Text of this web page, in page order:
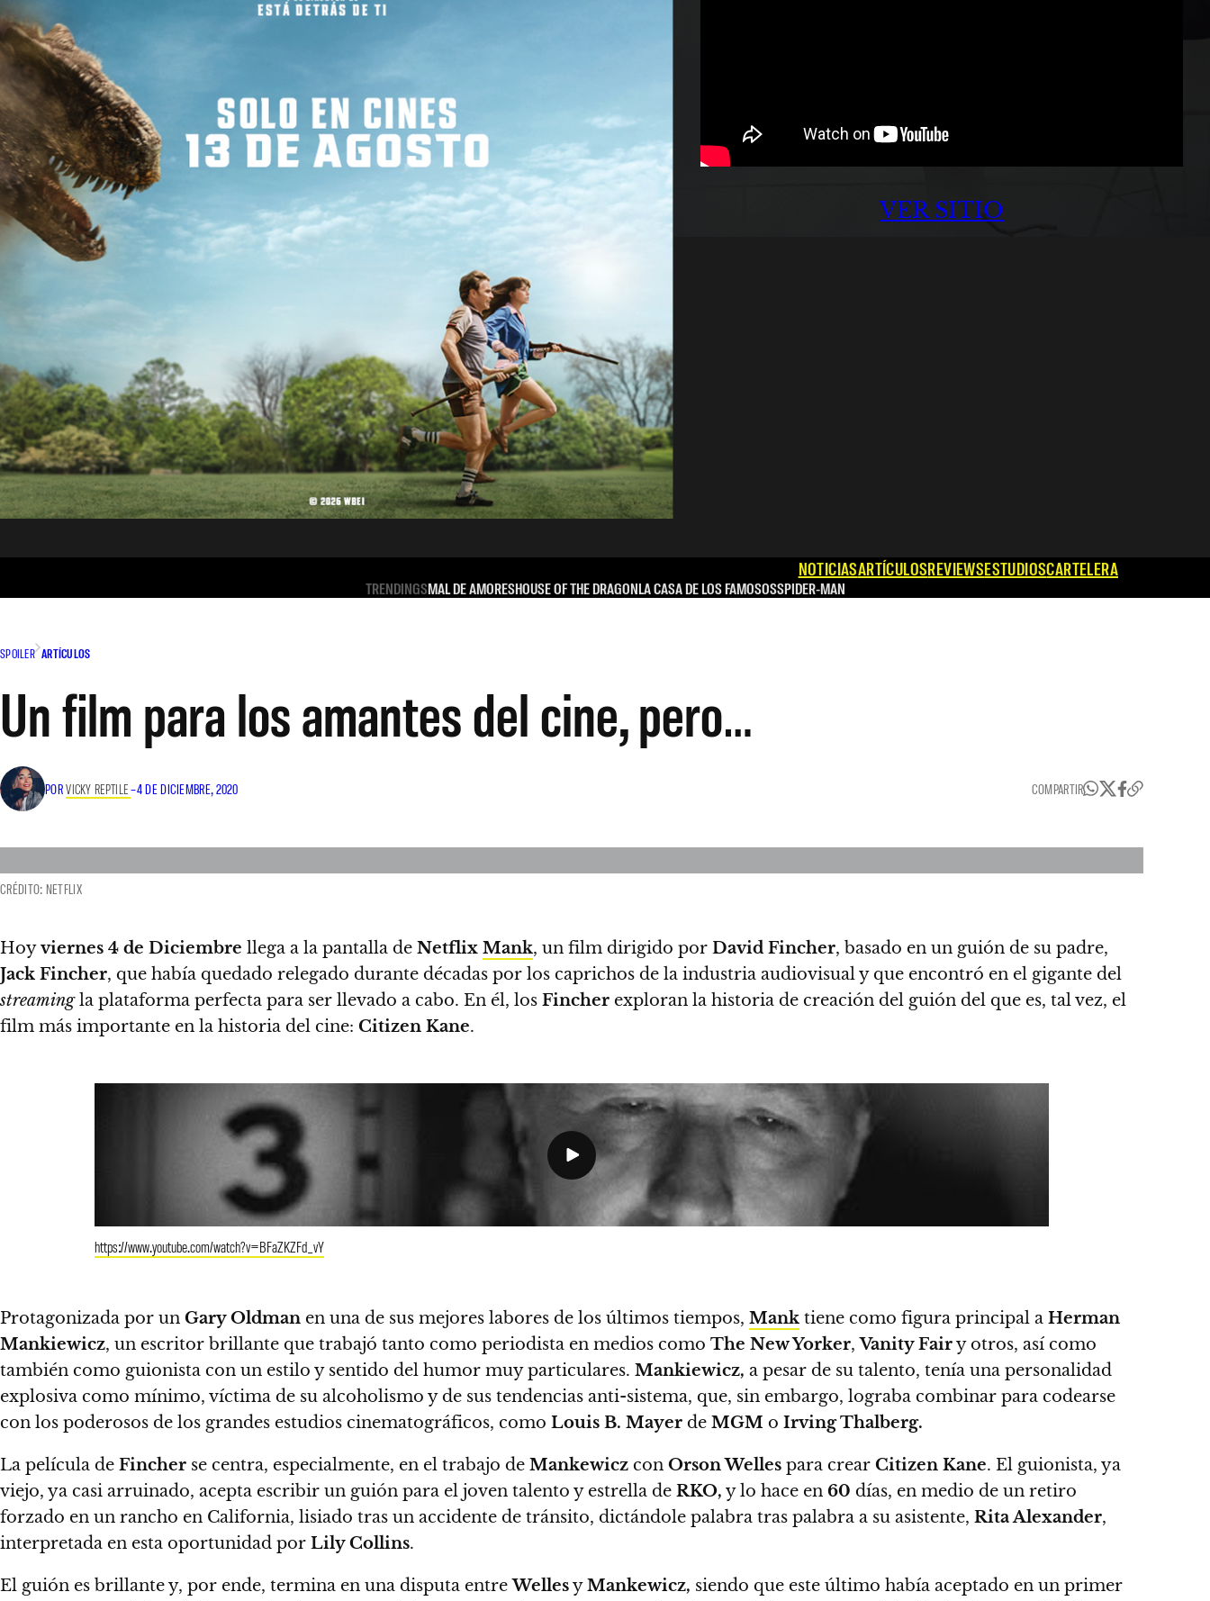
VER SITIO
NOTICIASARTÍCULOSREVIEWSESTUDIOSCARTELERA
TRENDINGSMAL DE AMORESHOUSE OF THE DRAGONLA CASA DE LOS FAMOSOSSPIDER-MAN
SPOILER ARTÍCULOS
Un film para los amantes del cine, pero…
PORVICKY REPTILE–4 DE DICIEMBRE, 2020 COMPARTIR
CRÉDITO: NETFLIX
Hoyviernes 4 de Diciembre llega a la pantalla de Netflix Mank, un film dirigido por David Fincher, basado en un guión de su padre,
Jack Fincher, que había quedado relegado durante décadas por los caprichos de la industria audiovisual y que encontró en el gigante del
streamingla plataforma perfecta para ser llevado a cabo. En él, los Fincher exploran la historia de creación del guión del que es, tal vez, el
film más importante en la historia del cine: Citizen Kane.
https://www.youtube.com/watch?v=BFaZKZFd_vY
Protagonizada por un Gary Oldman en una de sus mejores labores de los últimos tiempos, Mank tiene como figura principal a Herman
Mankiewicz, un escritor brillante que trabajó tanto como periodista en medios como The New Yorker,Vanity Fairy otros, así como
también como guionista con un estilo y sentido del humor muy particulares. Mankiewicz, a pesar de su talento, tenía una personalidad
explosiva como mínimo, víctima de su alcoholismo y de sus tendencias anti-sistema, que, sin embargo, lograba combinar para codearse
con los poderosos de los grandes estudios cinematográficos, como Louis B. Mayer de MGM o Irving Thalberg.
La película de Fincher se centra, especialmente, en el trabajo de Mankewicz con Orson Welles para crear Citizen Kane. El guionista, ya
viejo, ya casi arruinado, acepta escribir un guión para el joven talento y estrella de RKO, y lo hace en 60 días, en medio de un retiro
forzado en un rancho en California, lisiado tras un accidente de tránsito, dictándole palabra tras palabra a su asistente, Rita Alexander,
interpretada en esta oportunidad por Lily Collins.
El guión es brillante y, por ende, termina en una disputa entreWellesyMankewicz, siendo que este último había aceptado en un primer